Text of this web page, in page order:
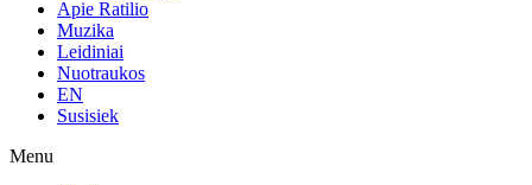
Apie Ratilio
Muzika
Leidiniai
Nuotraukos
EN
Susisiek
Menu